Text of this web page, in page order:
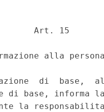
Art. 15
alla
di  base,
di base, informa
la